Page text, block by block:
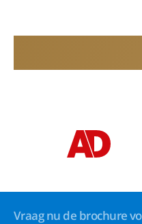
Vraag nu de brochure